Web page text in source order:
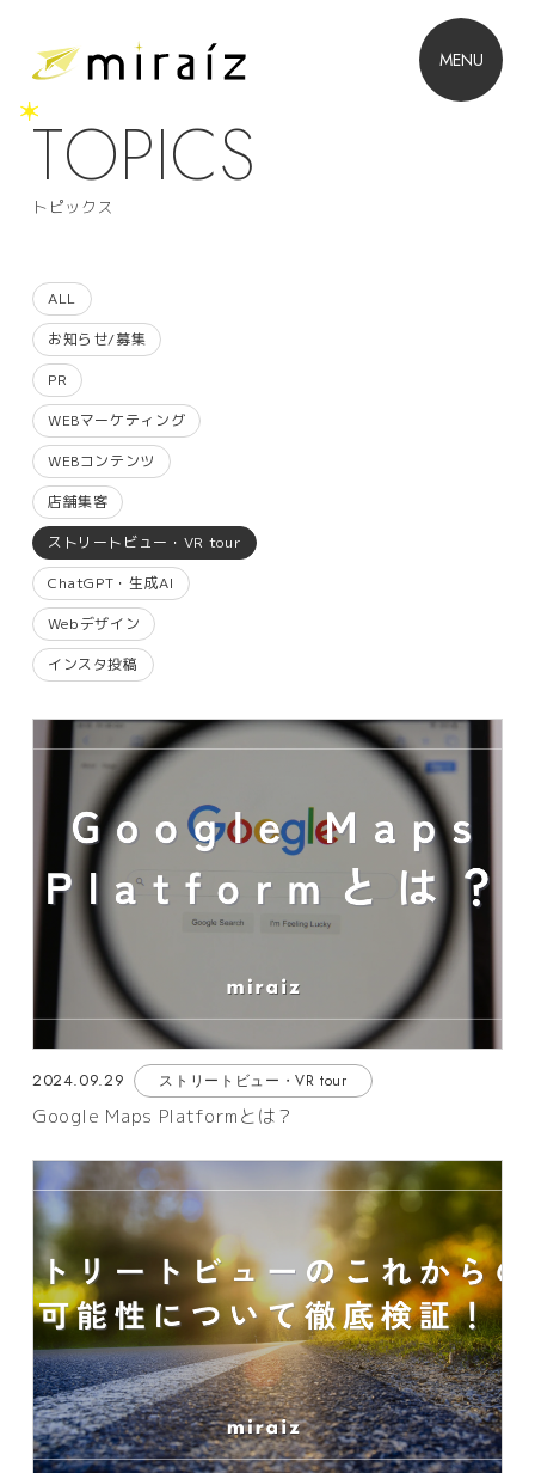
MENU
TOPICS
トピックス
ALL
お知らせ/募集
PR
WEBマーケティング
WEBコンテンツ
店舗集客
ストリートビュー・VR tour
ChatGPT・生成AI
Webデザイン
インスタ投稿
2024.09.29 ストリートビュー・VR tour
Google Maps Platformとは？